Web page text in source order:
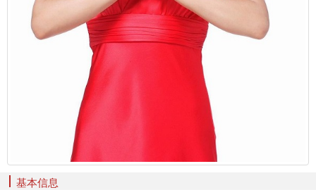
基本信息